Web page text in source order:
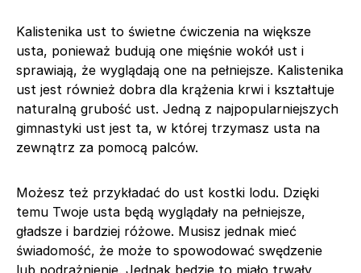
Kalistenika ust to świetne ćwiczenia na większe
usta, ponieważ budują one mięśnie wokół ust i
sprawiają, że wyglądają one na pełniejsze. Kalistenika
ust jest również dobra dla krążenia krwi i kształtuje
naturalną grubość ust. Jedną z najpopularniejszych
gimnastyki ust jest ta, w której trzymasz usta na
zewnątrz za pomocą palców.
Możesz też przykładać do ust kostki lodu. Dzięki
temu Twoje usta będą wyglądały na pełniejsze,
gładsze i bardziej różowe. Musisz jednak mieć
świadomość, że może to spowodować swędzenie
lub podrażnienie. Jednak będzie to miało trwały